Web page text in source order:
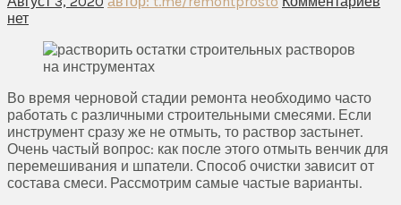
нет
Во время черновой стадии ремонта необходимо часто
работать с различными строительными смесями. Если
инструмент сразу же не отмыть, то раствор застынет.
Очень частый вопрос: как после этого отмыть венчик для
перемешивания и шпатели. Способ очистки зависит от
состава смеси. Рассмотрим самые частые варианты.